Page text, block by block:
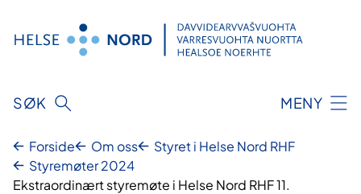
innhold
SØK MENY
Forside Om oss
Styret i Helse Nord RHF
Styremøter 2024
Ekstraordinært styremøte i Helse Nord RHF 11.